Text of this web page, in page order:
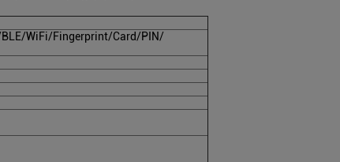
WiFi/Fingerprint/Card/PIN/